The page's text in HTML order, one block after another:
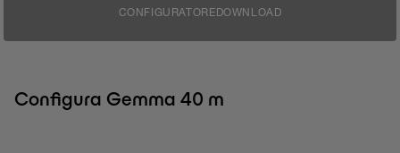
CONFIGURATORE DOWNLOAD
Configura Gemma 40 m